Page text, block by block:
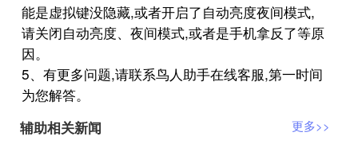
能是虚拟键没隐藏,或者开启了自动亮度夜间模式,
请关闭自动亮度、夜间模式,或者是手机拿反了等原
因。
5、有更多问题,请联系鸟人助手在线客服,第一时间
为您解答。
辅助相关新闻
更多>>